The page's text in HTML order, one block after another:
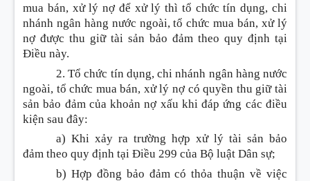
mua bán, xử lý nợ để xử lý thì tổ chức tín dụng, chi
nhánh ngân hàng nước ngoài, tổ chức mua bán, xử lý
nợ được thu giữ tài sản bảo đảm theo quy định tại
Điều này.
2.Tổ chức tín dụng, chi nhánh ngân hàng nước
ngoài, tổ chức mua bán, xử lý nợ có quyền thu giữ tài
sản bảo đảm của khoản nợ xấu khi đáp ứng các điều
kiện sau đây:
a) Khi xảy ra trường hợp xử lý tài sản bảo
đảm theo quy định tại Điều 299 của Bộ luật Dân sự;
b) Hợp đồng bảo đảm có thỏa thuận về việc